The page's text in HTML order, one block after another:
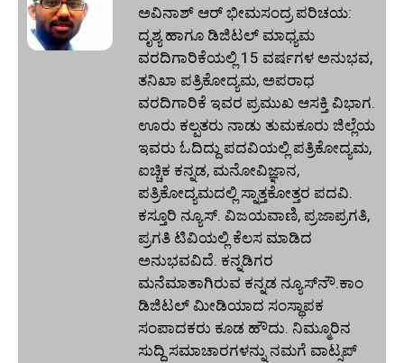
ಅವಿನಾಶ್‌ ಆರ್‌ ಭೀಮಸಂದ್ರ ಪರಿಚಯ:
ದೃಶ್ಯ ಹಾಗೂ ಡಿಜಿಟಲ್ ಮಾಧ್ಯಮ
ವರದಿಗಾರಿಕೆಯಲ್ಲಿ 15 ವರ್ಷಗಳ ಅನುಭವ,
ತನಿಖಾ ಪತ್ರಿಕೋದ್ಯಮ, ಅಪರಾಧ
ವರದಿಗಾರಿಕೆ ಇವರ ಪ್ರಮುಖ ಆಸಕ್ತಿ ವಿಭಾಗ.
ಊರು ಕಲ್ಪತರು ನಾಡು ತುಮಕೂರು ಜಿಲ್ಲೆಯ
ಇವರು ಓದಿದ್ದು ಪದವಿಯಲ್ಲಿ ಪತ್ರಿಕೋದ್ಯಮ,
ಐಚ್ಚಿಕ ಕನ್ನಡ, ಮನೋವಿಜ್ಞಾನ,
ಪತ್ರಿಕೋದ್ಯಮದಲ್ಲಿ ಸ್ನಾತ್ತಕೋತ್ತರ ಪದವಿ.
ಕಸ್ತೂರಿ ನ್ಯೂಸ್‌. ವಿಜಯವಾಣಿ, ಪ್ರಜಾಪ್ರಗತಿ,
ಪ್ರಗತಿ ಟಿವಿಯಲ್ಲಿ ಕೆಲಸ ಮಾಡಿದ
ಅನುಭವವಿದೆ. ಕನ್ನಡಿಗರ
ಮನೆಮಾತಾಗಿರುವ ಕನ್ನಡ ನ್ಯೂಸ್‌ನೌ.ಕಾಂ
ಡಿಜಿಟಲ್‌ ಮೀಡಿಯಾದ ಸಂಸ್ಥಾಪಕ
ಸಂಪಾದಕರು ಕೂಡ ಹೌದು. ನಿಮ್ಮೂರಿನ
ಸುದ್ದಿ ಸಮಾಚಾರಗಳನ್ನು ನಮಗೆ ವಾಟ್ಸಪ್‌